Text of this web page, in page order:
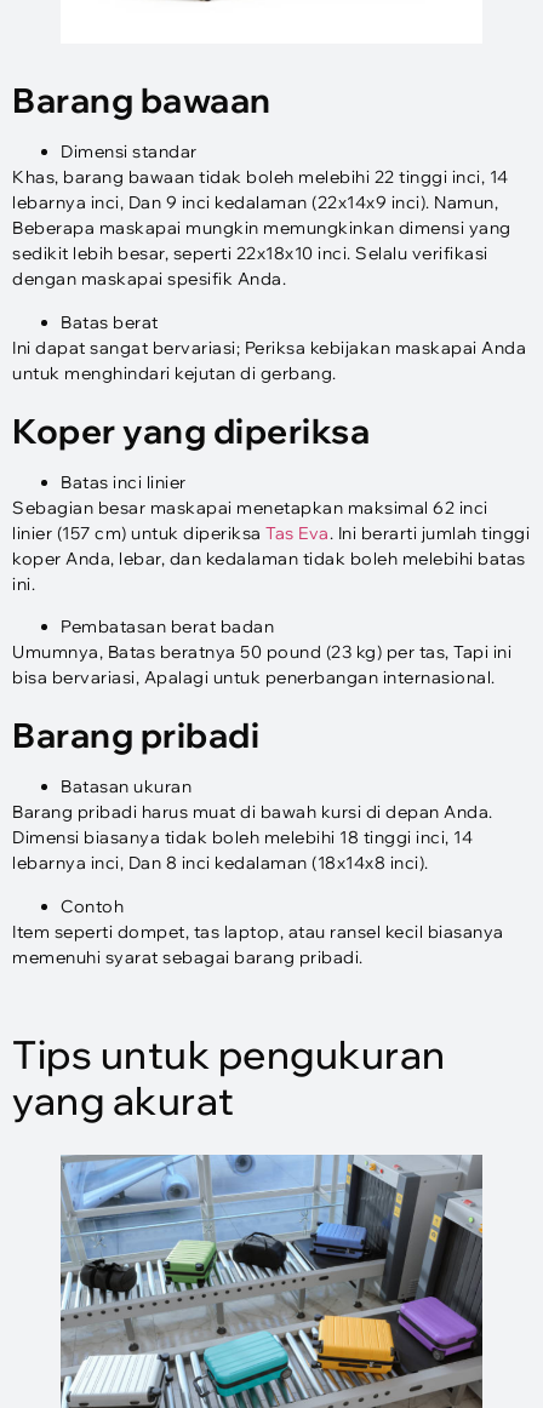
Barang bawaan
Dimensi standar
Khas, barang bawaan tidak boleh melebihi 22 tinggi inci, 14
lebarnya inci, Dan 9 inci kedalaman (22x14x9 inci). Namun,
Beberapa maskapai mungkin memungkinkan dimensi yang
sedikit lebih besar, seperti 22x18x10 inci. Selalu verifikasi
dengan maskapai spesifik Anda.
Batas berat
Ini dapat sangat bervariasi; Periksa kebijakan maskapai Anda
untuk menghindari kejutan di gerbang.
Koper yang diperiksa
Batas inci linier
Sebagian besar maskapai menetapkan maksimal 62 inci
linier (157 cm) untuk diperiksa Tas Eva. Ini berarti jumlah tinggi
koper Anda, lebar, dan kedalaman tidak boleh melebihi batas
ini.
Pembatasan berat badan
Umumnya, Batas beratnya 50 pound (23 kg) per tas, Tapi ini
bisa bervariasi, Apalagi untuk penerbangan internasional.
Barang pribadi
Batasan ukuran
Barang pribadi harus muat di bawah kursi di depan Anda.
Dimensi biasanya tidak boleh melebihi 18 tinggi inci, 14
lebarnya inci, Dan 8 inci kedalaman (18x14x8 inci).
Contoh
Item seperti dompet, tas laptop, atau ransel kecil biasanya
memenuhi syarat sebagai barang pribadi.
Tips untuk pengukuran
yang akurat